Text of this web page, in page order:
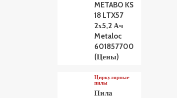
METABO KS
18 LTX57
2х5,2 Ач
Metaloc
601857700
(Цены)
Циркулярные
пилы
Пила